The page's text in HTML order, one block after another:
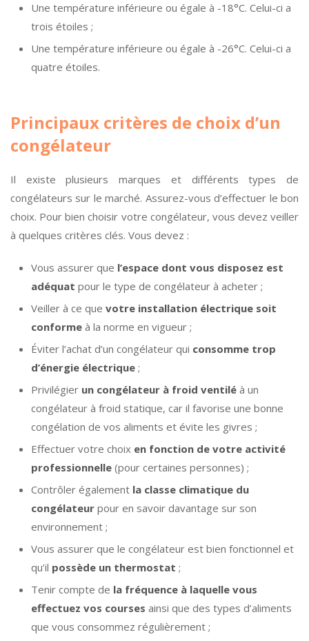
Une température inférieure ou égale à -18°C. Celui-ci a
trois étoiles ;
Une température inférieure ou égale à -26°C. Celui-ci a
quatre étoiles.
Principaux critères de choix d’un
congélateur
Il existe plusieurs marques et différents types de
congélateurs sur le marché. Assurez-vous d’effectuer le bon
choix. Pour bien choisir votre congélateur, vous devez veiller
à quelques critères clés. Vous devez :
Vous assurer que l’espace dont vous disposez est
adéquat pour le type de congélateur à acheter ;
Veiller à ce que votre installation électrique soit
conforme à la norme en vigueur ;
Éviter l’achat d’un congélateur qui consomme trop
d’énergie électrique ;
Privilégier un congélateur à froid ventilé à un
congélateur à froid statique, car il favorise une bonne
congélation de vos aliments et évite les givres ;
Effectuer votre choix en fonction de votre activité
professionnelle (pour certaines personnes) ;
Contrôler également la classe climatique du
congélateur pour en savoir davantage sur son
environnement ;
Vous assurer que le congélateur est bien fonctionnel et
qu’il possède un thermostat ;
Tenir compte de la fréquence à laquelle vous
effectuez vos courses ainsi que des types d’aliments
que vous consommez régulièrement ;